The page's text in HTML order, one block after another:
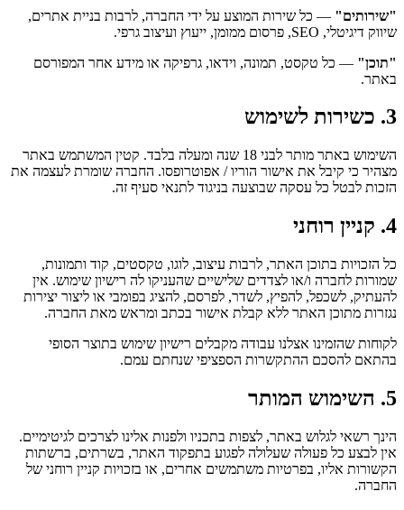
"שירותים"
שיווק דיגיטלי, SEO, פרסום ממומן, ייעוץ ועיצוב גרפי.
"תוכן"
באתר.
3. כשירות לשימוש
הזכות לבטל כל עסקה שבוצעה בניגוד לתנאי סעיף זה.
4. קניין רוחני
נגזרות מתוכן האתר ללא קבלת אישור בכתב ומראש מאת החברה.
בהתאם להסכם ההתקשרות הספציפי שנחתם עמם.
5. השימוש המותר
החברה.